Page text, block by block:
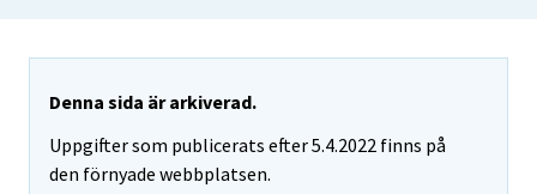
Denna sida är arkiverad.
Uppgifter som publicerats efter 5.4.2022 finns på
den förnyade webbplatsen.